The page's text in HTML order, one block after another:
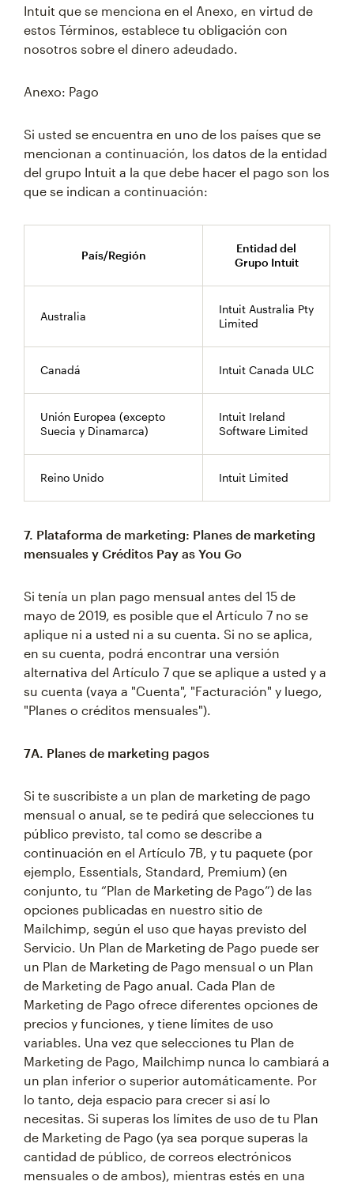
Intuit que se menciona en el Anexo, en virtud de
estos Términos, establece tu obligación con
nosotros sobre el dinero adeudado.
Anexo: Pago
Si usted se encuentra en uno de los países que se
mencionan a continuación, los datos de la entidad
del grupo Intuit a la que debe hacer el pago son los
que se indican a continuación:
País/Región
Entidad del
Grupo Intuit
Australia
Intuit Australia Pty
Limited
Canadá Intuit Canada ULC
Unión Europea (excepto
Suecia y Dinamarca)
Intuit Ireland
Software Limited
Reino Unido Intuit Limited
7. Plataforma de marketing: Planes de marketing
mensuales y Créditos Pay as You Go
Si tenía un plan pago mensual antes del 15 de
mayo de 2019, es posible que el Artículo 7 no se
aplique ni a usted ni a su cuenta. Si no se aplica,
en su cuenta, podrá encontrar una versión
alternativa del Artículo 7 que se aplique a usted y a
su cuenta (vaya a "Cuenta", "Facturación" y luego,
"Planes o créditos mensuales").
7A. Planes de marketing pagos
Si te suscribiste a un plan de marketing de pago
mensual o anual, se te pedirá que selecciones tu
público previsto, tal como se describe a
continuación en el Artículo 7B, y tu paquete (por
ejemplo, Essentials, Standard, Premium) (en
conjunto, tu “Plan de Marketing de Pago”) de las
opciones publicadas en nuestro sitio de
Mailchimp, según el uso que hayas previsto del
Servicio. Un Plan de Marketing de Pago puede ser
un Plan de Marketing de Pago mensual o un Plan
de Marketing de Pago anual. Cada Plan de
Marketing de Pago ofrece diferentes opciones de
precios y funciones, y tiene límites de uso
variables. Una vez que selecciones tu Plan de
Marketing de Pago, Mailchimp nunca lo cambiará a
un plan inferior o superior automáticamente. Por
lo tanto, deja espacio para crecer si así lo
necesitas. Si superas los límites de uso de tu Plan
de Marketing de Pago (ya sea porque superas la
cantidad de público, de correos electrónicos
mensuales o de ambos), mientras estés en una